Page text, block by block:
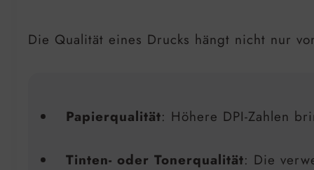
Die Qualität eines Drucks hängt nicht nur
Papierqualität: Höhere DPI-Zahlen
Tinten- oder Tonerqualität: Die